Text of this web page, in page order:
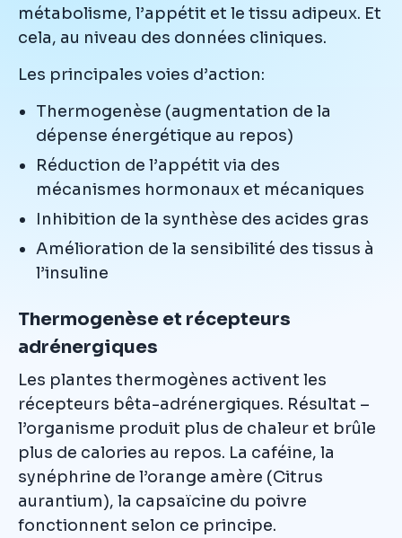
métabolisme, l’appétit et le tissu adipeux. Et
cela, au niveau des données cliniques.
Les principales voies d’action:
Thermogenèse (augmentation de la
dépense énergétique au repos)
Réduction de l’appétit via des
mécanismes hormonaux et mécaniques
Inhibition de la synthèse des acides gras
Amélioration de la sensibilité des tissus à
l’insuline
Thermogenèse et récepteurs
adrénergiques
Les plantes thermogènes activent les
récepteurs bêta-adrénergiques. Résultat –
l’organisme produit plus de chaleur et brûle
plus de calories au repos. La caféine, la
synéphrine de l’orange amère (Citrus
aurantium), la capsaïcine du poivre
fonctionnent selon ce principe.